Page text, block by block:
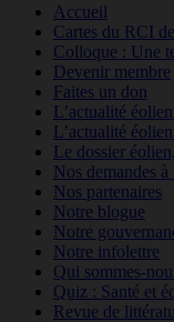
Accueil
Cartes du RCI
Colloque : Une
Devenir membre
Faites un don
L’actualité
L’actualité
Le dossier
Nos demandes
Nos partenaires
Notre blogue
Notre
Notre infolettre
Qui sommes-
Quiz : Santé et
Revue de